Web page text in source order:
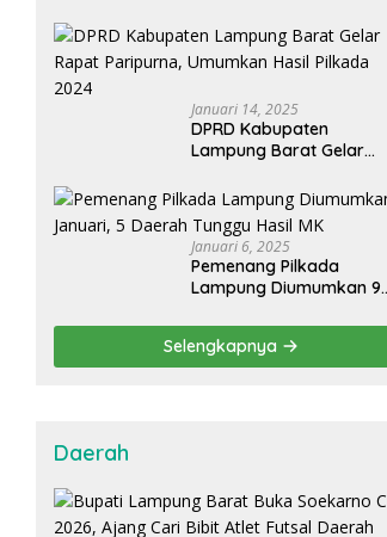
Sidang PHPU OKU Selatan
Januari 14, 2025
DPRD Kabupaten
Lampung Barat Gelar
Umumkan Hasil Pilkada
2024
Januari 6, 2025
Pemenang Pilkada
Lampung Diumumkan 9
Hasil MK
Selengkapnya
Daerah